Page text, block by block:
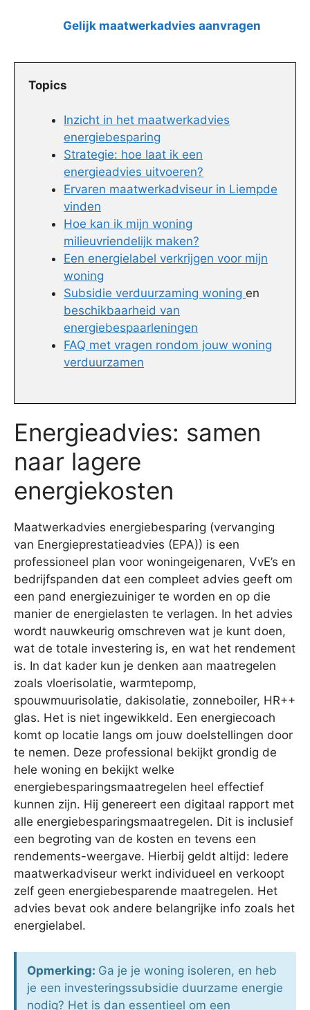
Gelijk maatwerkadvies aanvragen
Topics
Inzicht in het maatwerkadvies
energiebesparing
Strategie: hoe laat ik een
energieadvies uitvoeren?
Ervaren maatwerkadviseur in Liempde
vinden
Hoe kan ik mijn woning
milieuvriendelijk maken?
Een energielabel verkrijgen voor mijn
woning
Subsidie verduurzaming woning en
beschikbaarheid van
energiebespaarleningen
FAQ met vragen rondom jouw woning
verduurzamen
Energieadvies: samen
naar lagere
energiekosten
Maatwerkadvies energiebesparing (vervanging
van Energieprestatieadvies (EPA)) is een
professioneel plan voor woningeigenaren, VvE’s en
bedrijfspanden dat een compleet advies geeft om
een pand energiezuiniger te worden en op die
manier de energielasten te verlagen. In het advies
wordt nauwkeurig omschreven wat je kunt doen,
wat de totale investering is, en wat het rendement
is. In dat kader kun je denken aan maatregelen
zoals vloerisolatie, warmtepomp,
spouwmuurisolatie, dakisolatie, zonneboiler, HR++
glas. Het is niet ingewikkeld. Een energiecoach
komt op locatie langs om jouw doelstellingen door
te nemen. Deze professional bekijkt grondig de
hele woning en bekijkt welke
energiebesparingsmaatregelen heel effectief
kunnen zijn. Hij genereert een digitaal rapport met
alle energiebesparingsmaatregelen. Dit is inclusief
een begroting van de kosten en tevens een
rendements-weergave. Hierbij geldt altijd: Iedere
maatwerkadviseur werkt individueel en verkoopt
zelf geen energiebesparende maatregelen. Het
advies bevat ook andere belangrijke info zoals het
energielabel.
Opmerking: Ga je je woning isoleren, en heb
je een investeringssubsidie duurzame energie
nodig? Het is dan essentieel om een